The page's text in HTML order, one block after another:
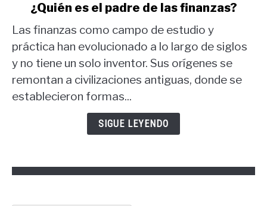
¿Quién
es
el
las
¿Quién es el padre de las finanzas?
Las finanzas como campo de estudio y
práctica han evolucionado a lo largo de siglos
y no tiene un solo inventor. Sus orígenes se
remontan a civilizaciones antiguas, donde se
establecieron formas...
SIGUE LEYENDO